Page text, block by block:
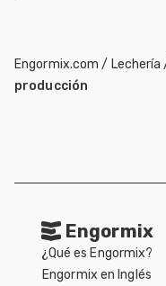
Engormix.com / Lechería
producción
Engormix
¿Qué es Engormix?
Engormix en Inglés